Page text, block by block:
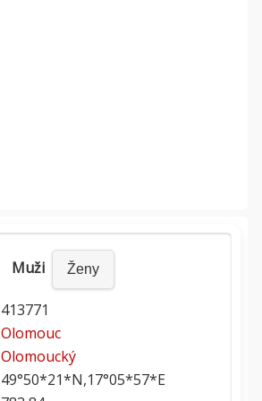
Muži Ženy
413771
Olomouc
Olomoucký
49°50*21*N,17°05*57*E